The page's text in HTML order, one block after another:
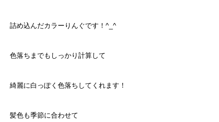
詰め込んだカラーりんぐです！^_^
色落ちまでもしっかり計算して
綺麗に白っぽく色落ちしてくれます！
髪色も季節に合わせて